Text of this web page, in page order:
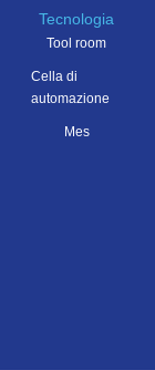
Tecnologia
Tool room
Cella di
automazione
Mes